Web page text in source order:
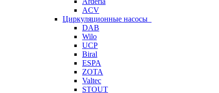
ACV
Циркуляционные насосы
DAB
Wilo
UCP
Biral
ESPA
ZOTA
Valtec
STOUT